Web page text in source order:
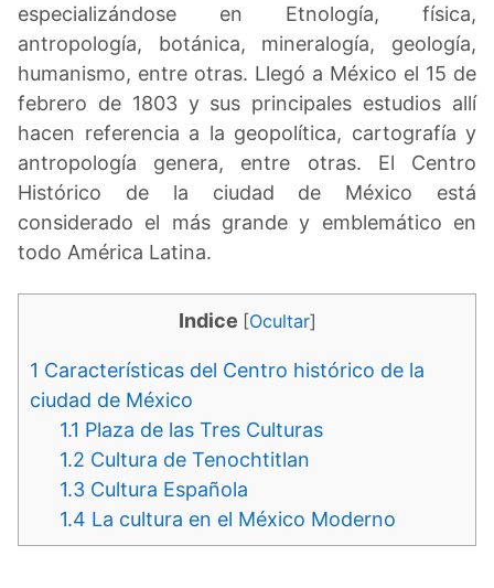
especializándose en Etnología, física,
antropología, botánica, mineralogía, geología,
humanismo, entre otras. Llegó a México el 15 de
febrero de 1803 y sus principales estudios allí
hacen referencia a la geopolítica, cartografía y
antropología genera, entre otras. El Centro
Histórico de la ciudad de México está
considerado el más grande y emblemático en
todo América Latina.
Indice [Ocultar]
1 Características del Centro histórico de la
ciudad de México
1.1 Plaza de las Tres Culturas
1.2 Cultura de Tenochtitlan
1.3 Cultura Española
1.4 La cultura en el México Moderno